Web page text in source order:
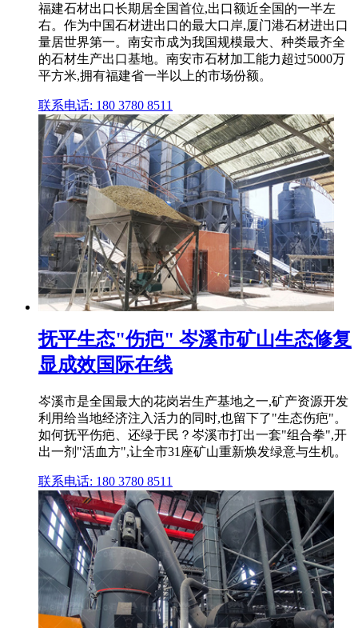
福建石材出口长期居全国首位,出口额近全国的一半左
右。作为中国石材进出口的最大口岸,厦门港石材进出口
量居世界第一。南安市成为我国规模最大、种类最齐全
的石材生产出口基地。南安市石材加工能力超过5000万
平方米,拥有福建省一半以上的市场份额。
联系电话: 180 3780 8511
抚平生态"伤疤" 岑溪市矿山生态修复
显成效国际在线
岑溪市是全国最大的花岗岩生产基地之一,矿产资源开发
利用给当地经济注入活力的同时,也留下了"生态伤疤"。
如何抚平伤疤、还绿于民？岑溪市打出一套"组合拳",开
出一剂"活血方",让全市31座矿山重新焕发绿意与生机。
联系电话: 180 3780 8511